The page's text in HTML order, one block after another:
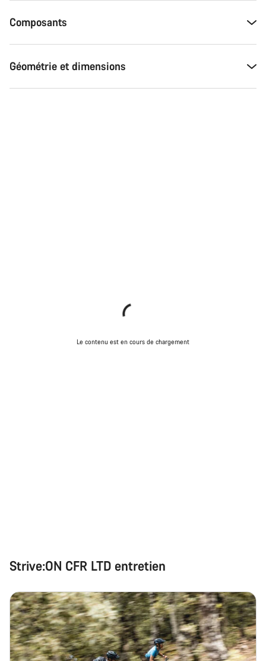
Composants
Géométrie et dimensions
Le contenu est en cours de chargement
Strive:ON CFR LTD entretien
Nos experts du service client vous attendent pour